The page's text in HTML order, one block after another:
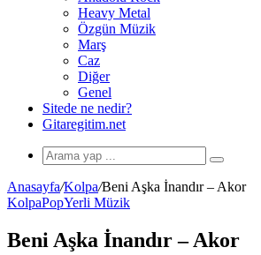
Heavy Metal
Özgün Müzik
Marş
Caz
Diğer
Genel
Sitede ne nedir?
Gitaregitim.net
Arama
yap
...
Anasayfa/Kolpa/Beni Aşka İnandır – Akor
KolpaPopYerli Müzik
Beni Aşka İnandır – Akor